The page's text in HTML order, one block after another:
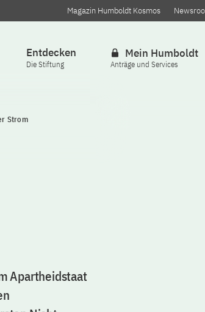
Magazin Humboldt Kosmos
Entdecken
Die Stiftung
Mein Humboldt
Anträge und Services
Strom
Apartheidstaat